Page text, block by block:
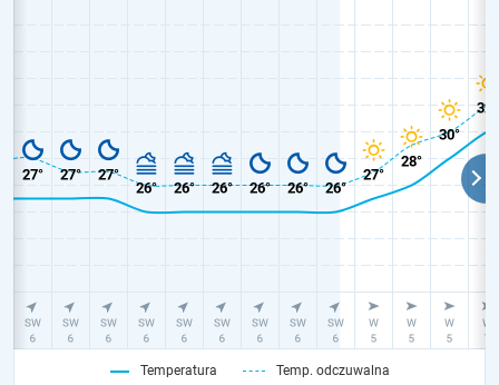
Temperatura Temp. odczuwalna